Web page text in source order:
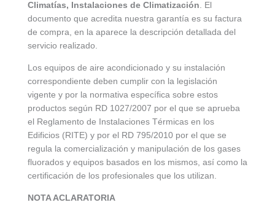
Climatías, Instalaciones de Climatización. El
documento que acredita nuestra garantía es su factura
de compra, en la aparece la descripción detallada del
servicio realizado.
Los equipos de aire acondicionado y su instalación
correspondiente deben cumplir con la legislación
vigente y por la normativa específica sobre estos
productos según RD 1027/2007 por el que se aprueba
el Reglamento de Instalaciones Térmicas en los
Edificios (RITE) y por el RD 795/2010 por el que se
regula la comercialización y manipulación de los gases
fluorados y equipos basados en los mismos, así como la
certificación de los profesionales que los utilizan.
NOTA ACLARATORIA